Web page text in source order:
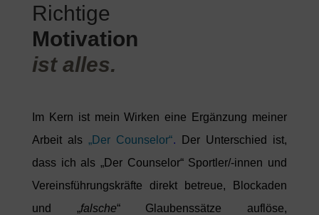
Richtige
Motivation
ist alles.
Im Kern ist mein Wirken eine Ergänzung meiner
Arbeit als „Der Counselor“. Der Unterschied ist,
dass ich als „Der Counselor“ Sportler/-innen und
Vereinsführungskräfte direkt betreue, Blockaden
und „falsche“ Glaubenssätze auflöse,